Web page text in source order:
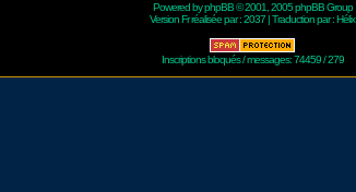
Powered byphpBB© 2001, 2005 phpBB Group
Version Fr réalisée par :2037 | Traduction par :Hélix
Inscriptions bloqués / messages: 74459 / 279